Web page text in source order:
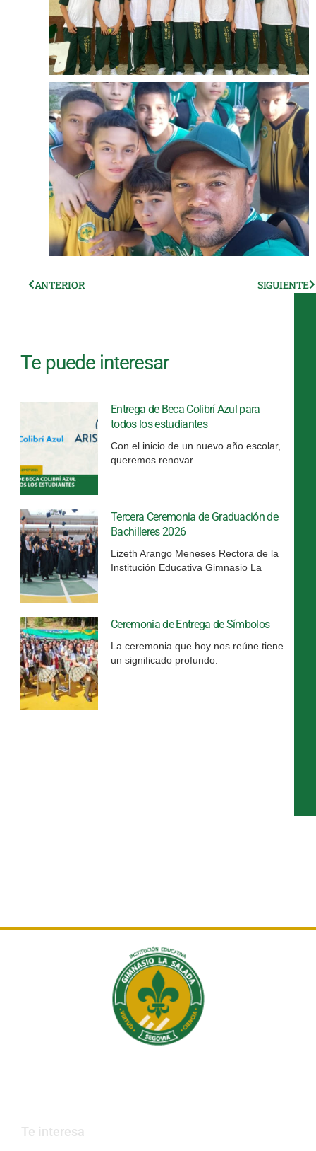
AntANTERIOR SIGUIENTE
Te puede interesar
Entrega de Beca Colibrí Azul para
todos los estudiantes
Con el inicio de un nuevo año escolar,
queremos renovar
Tercera Ceremonia de Graduación de
Bachilleres 2026
Lizeth Arango Meneses Rectora de la
Institución Educativa Gimnasio La
Ceremonia de Entrega de Símbolos
La ceremonia que hoy nos reúne tiene
un significado profundo.
Te interesa